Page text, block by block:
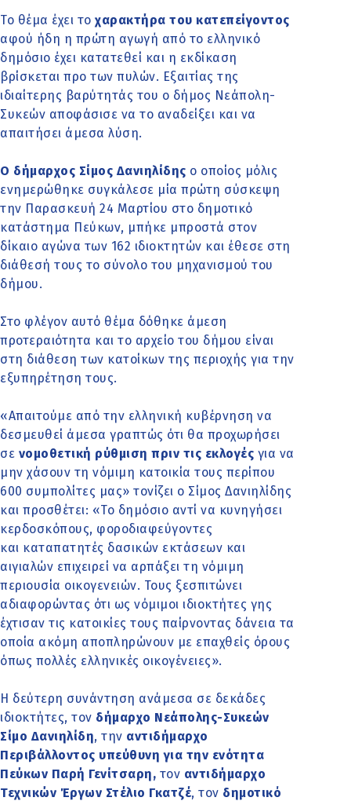
Το θέμα έχει το χαρακτήρα του κατεπείγοντος
αφού ήδη η πρώτη αγωγή από το ελληνικό
δημόσιο έχει κατατεθεί και η εκδίκαση
βρίσκεται προ των πυλών. Εξαιτίας της
ιδιαίτερης βαρύτητάς του ο δήμος Νεάπολη-
Συκεών αποφάσισε να το αναδείξει και να
απαιτήσει άμεσα λύση.
Ο δήμαρχος Σίμος Δανιηλίδης ο οποίος μόλις
ενημερώθηκε συγκάλεσε μία πρώτη σύσκεψη
την Παρασκευή 24 Μαρτίου στο δημοτικό
κατάστημα Πεύκων, μπήκε μπροστά στον
δίκαιο αγώνα των 162 ιδιοκτητών και έθεσε στη
διάθεσή τους το σύνολο του μηχανισμού του
δήμου.
Στο φλέγον αυτό θέμα δόθηκε άμεση
προτεραιότητα και το αρχείο του δήμου είναι
στη διάθεση των κατοίκων της περιοχής για την
εξυπηρέτηση τους.
«Απαιτούμε από την ελληνική κυβέρνηση να
δεσμευθεί άμεσα γραπτώς ότι θα προχωρήσει
σε νομοθετική ρύθμιση πριν τις εκλογές για να
μην χάσουν τη νόμιμη κατοικία τους περίπου
600 συμπολίτες μας» τονίζει ο Σίμος Δανιηλίδης
και προσθέτει: «Το δημόσιο αντί να κυνηγήσει
κερδοσκόπους, φοροδιαφεύγοντες
και καταπατητές δασικών εκτάσεων και
αιγιαλών επιχειρεί να αρπάξει τη νόμιμη
περιουσία οικογενειών. Τους ξεσπιτώνει
αδιαφορώντας ότι ως νόμιμοι ιδιοκτήτες γης
έχτισαν τις κατοικίες τους παίρνοντας δάνεια τα
οποία ακόμη αποπληρώνουν με επαχθείς όρους
όπως πολλές ελληνικές οικογένειες».
Η δεύτερη συνάντηση ανάμεσα σε δεκάδες
ιδιοκτήτες, τον δήμαρχο Νεάπολης-Συκεών
Σίμο Δανιηλίδη, την αντιδήμαρχο
Περιβάλλοντος υπεύθυνη για την ενότητα
Πεύκων Παρή Γενίτσαρη, τον αντιδήμαρχο
Τεχνικών Έργων Στέλιο Γκατζέ, τον δημοτικό